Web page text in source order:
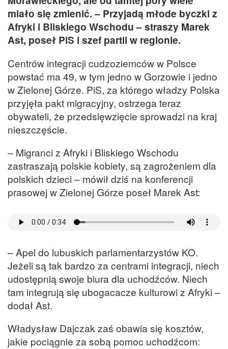
miało się zmienić. – Przyjadą młode byczki z
Afryki i Bliskiego Wschodu – straszy Marek
Ast, poseł PiS i szef partii w regionie.
Centrów integracji cudzoziemców w Polsce
powstać ma 49, w tym jedno w Gorzowie i jedno
w Zielonej Górze. PiS, za którego władzy Polska
przyjęła pakt migracyjny, ostrzega teraz
obywateli, że przedsięwzięcie sprowadzi na kraj
nieszczęście.
– Migranci z Afryki i Bliskiego Wschodu
zastraszają polskie kobiety, są zagrożeniem dla
polskich dzieci – mówił dziś na konferencji
prasowej w Zielonej Górze poseł Marek Ast:
– Apel do lubuskich parlamentarzystów KO.
Jeżeli są tak bardzo za centrami integracji, niech
udostępnią swoje biura dla uchodźców. Niech
tam integrują się ubogacacze kulturowi z Afryki –
dodał Ast.
Władysław Dajczak zaś obawia się kosztów,
jakie pociągnie za sobą pomoc uchodźcom: